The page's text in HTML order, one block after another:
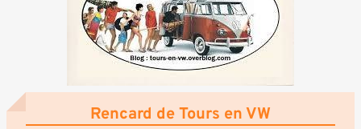
Rencard de Tours en VW